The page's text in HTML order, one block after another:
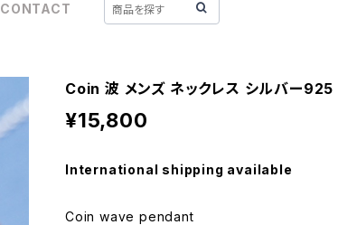
CONTACT
Coin 波 メンズ ネックレス シルバー925
¥15,800
International shipping available
Coin wave pendant